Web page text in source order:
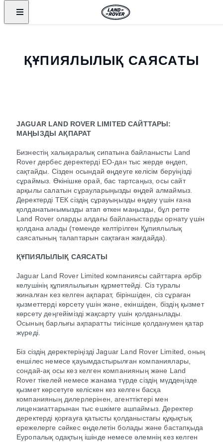
ҚҰПИЯЛЫЛЫҚ САЯСАТЫ
JAGUAR LAND ROVER LIMITED САЙТТАРЫ:
МАҢЫЗДЫ АҚПАРАТ
Бизнестің халықаралық сипатына байланысты Land
Rover дербес деректерді ЕО-дан тыс жерде өңдеп,
сақтайды. Сізден осындай өңдеуге келісім беруіңізді
сұраймыз. Өкінішке орай, бас тартсаңыз, осы сайт
арқылы салатын сұрауларыңызды өңдей алмаймыз.
Деректерді ТЕК сіздің сұрауыңызды өңдеу үшін ғана
қолданатынымызды атап өткен маңызды, бұл ретте
Land Rover оларды алдағы байланыстарды орнату үшін
қолдана алады (төменде келтірілген Құпиялылық
саясатының талаптарын сақтаған жағдайда).
ҚҰПИЯЛЫЛЫҚ САЯСАТЫ
Jaguar Land Rover Limited компаниясы сайттарға әрбір
келушінің құпиялылығын құрметтейді. Сіз туралы
жиналған кез келген ақпарат, біріншіден, сіз сұраған
қызметтерді көрсету үшін және, екіншіден, біздің қызмет
көрсету деңгейімізді жақсарту үшін қолданылады.
Осының барлығы ақпаратты тиісінше қолданумен қатар
жүреді.
Біз сіздің деректеріңізді Jaguar Land Rover Limited, оның
еншілес немесе қауымдастырылған компаниялары,
сондай-ақ осы кез келген компанияның және Land
Rover тікелей немесе жанама түрде сіздің мүддеңізде
қызмет көрсетуге келіскен кез келген басқа
компанияның дилерлерінен, агенттіктері мен
лицензиаттарынан тыс ешкімге ашпаймыз. Деректер
деректерді қорғауға қатысты қолданыстағы құқықтық
ережелерге сәйкес өңделетін болады және бастапқыда
Еуропалық одақтың ішінде немесе әлемнің кез келген